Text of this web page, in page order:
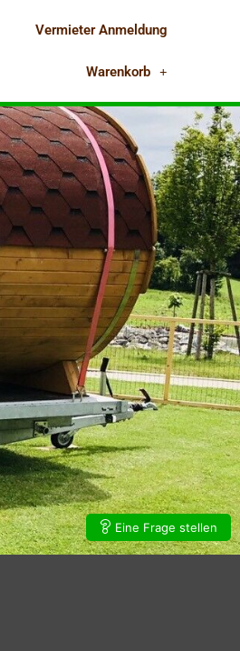
Vermieter Anmeldung
Warenkorb
Eine Frage stellen